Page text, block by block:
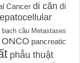
Cancer di căn di
bạch cầu Metastases
pancreatic
phẫu thuật